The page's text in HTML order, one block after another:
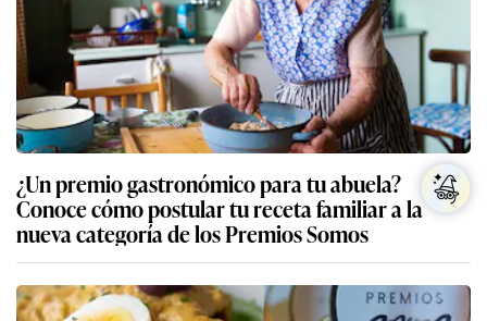
¿Un premio gastronómico para tu abuela?
Conoce cómo postular tu receta familiar a la
nueva categoría de los Premios Somos